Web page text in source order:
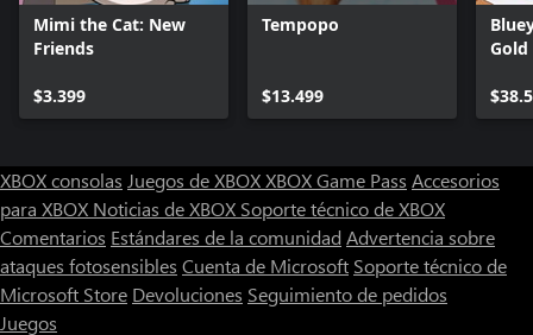
Mimi the Cat: New
Friends
$3.399
Tempopo
$13.499
Gold
XBOX consolas Juegos de XBOXXBOX Game Pass Accesorios
para XBOX Noticias de XBOX Soporte técnico de XBOX
Comentarios Estándares de la comunidad Advertencia sobre
ataques fotosensibles Cuenta de Microsoft Soporte técnico de
Microsoft Store Devoluciones Seguimiento de pedidos
Juegos